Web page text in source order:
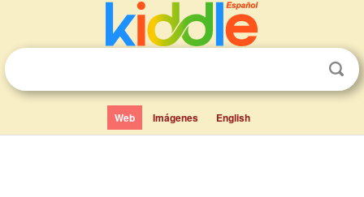
Web Imágenes English